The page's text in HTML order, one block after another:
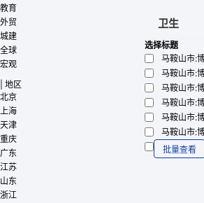
教育
外贸
城建
全球
宏观
地区
北京
上海
天津
重庆
广东
江苏
山东
浙江
卫生
选择标题
马鞍山市:
马鞍山市:
马鞍山市:
马鞍山市:
马鞍山市:
马鞍山市:
批量查看